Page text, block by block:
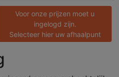
Voor onze prijzen moet u
ingelogd zijn.
Selecteer hier uw afhaalpunt